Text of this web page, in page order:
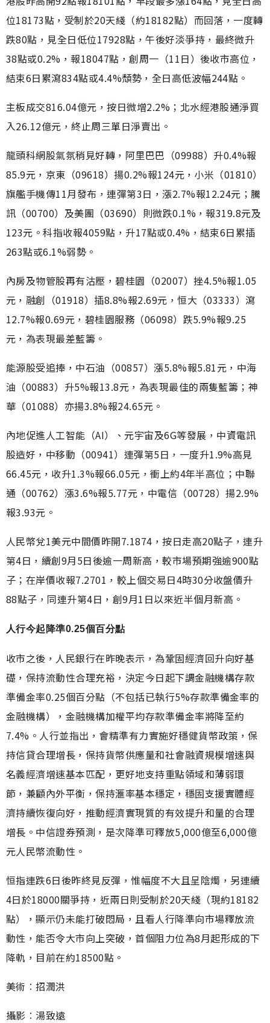
位18173點，受制於20天綫（約18182點）而回落，一度轉
跌80點，見全日低位17928點，午後好淡爭持，最終微升
38點或0.2%，報18047點，創周一（11日）後收市高位，
結束6日累瀉834點或4.4%頹勢，全日高低波幅244點。
主板成交816.04億元，按日微增2.2%；北水經港股通淨買
入26.12億元，終止周三單日淨賣出。
龍頭科網股氣氛稍見好轉，阿里巴巴（09988）升0.4%報
85.9元，京東（09618）揚0.2%報124元，小米（01810）
旗艦手機傳11月發布，連彈第3日，漲2.7%報12.24元；騰
訊（00700）及美團（03690）則微跌0.1%，報319.8元及
123元。科指收報4059點，升17點或0.4%，結束6日累插
263點或6.1%弱勢。
內房及物管股再有沽壓，碧桂園（02007）挫4.5%報1.05
元，融創（01918）插8.8%報2.69元，恒大（03333）瀉
12.7%報0.69元，碧桂園服務（06098）跌5.9%報9.25
元，為表現最差藍籌。
能源股受追捧，中石油（00857）漲5.8%報5.81元，中海
油（00883）升5%報13.8元，為表現最佳的兩隻藍籌；神
華（01088）亦揚3.8%報24.65元。
內地促進人工智能（AI）、元宇宙及6G等發展，中資電訊
股造好，中移動（00941）連彈第5日，一度升1.9%高見
66.45元，收升1.3%報66.05元，衝上約4年半高位；中聯
通（00762）漲3.6%報5.77元，中電信（00728）揚2.9%
報3.93元。
人民幣兌1美元中間價昨開7.1874，按日走高20點子，連升
第4日，續創9月5日後逾一周新高，較市場預期強逾900點
子；在岸價收報7.2701，較上個交易日4時30分收盤價升
88點子，同連升第4日，創9月1日以來近半個月新高。
人行今起降準0.25個百分點
收市之後，人民銀行在昨晚表示，為鞏固經濟回升向好基
礎，保持流動性合理充裕，決定今日起下調金融機構存款
準備金率0.25個百分點（不包括已執行5%存款準備金率的
金融機構），金融機構加權平均存款準備金率將降至約
7.4%。人行並指出，會精準有力實施好穩健貨幣政策，保
持信貸合理增長，保持貨幣供應量和社會融資規模增速與
名義經濟增速基本匹配，更好地支持重點領域和薄弱環
節，兼顧內外平衡，保持滙率基本穩定，穩固支援實體經
濟持續恢復向好，推動經濟實現質的有效提升和量的合理
增長。中信證券預測，是次降準可釋放5,000億至6,000億
元人民幣流動性。
恒指連跌6日後昨終見反彈，惟幅度不大且呈陰燭，另連續
4日於18000關爭持，近兩日則受制於20天綫（現約18182
點），顯示仍未能打破悶局，且看人行降準向市場釋放流
動性，能否令大市向上突破，首個阻力位為8月起形成的下
降軌，目前在約18500點。
美術︰招潤洪
攝影︰湯致遠